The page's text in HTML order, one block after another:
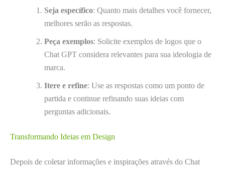
Seja específico: Quanto mais detalhes você fornecer,
melhores serão as respostas.
Peça exemplos: Solicite exemplos de logos que o
Chat GPT considera relevantes para sua ideologia de
marca.
Itere e refine: Use as respostas como um ponto de
partida e continue refinando suas ideias com
perguntas adicionais.
Transformando Ideias em Design
Depois de coletar informações e inspirações através do Chat